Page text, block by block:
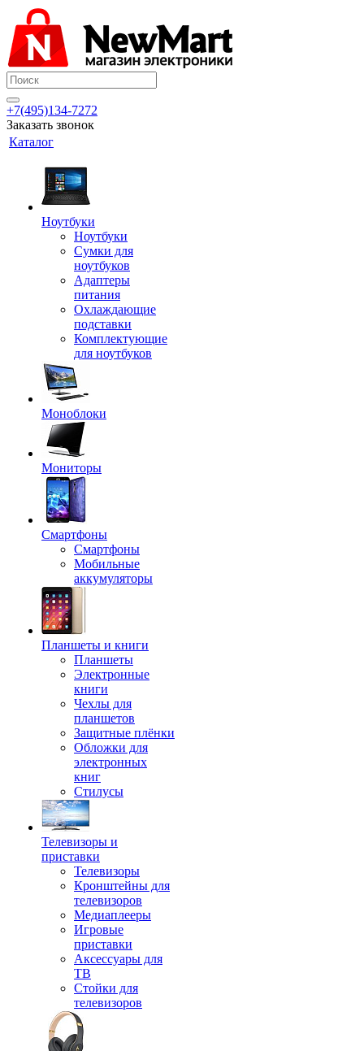
+7(495)134-7272
Заказать звонок
Каталог
Ноутбуки
Ноутбуки
Сумки для
ноутбуков
Адаптеры
питания
Охлаждающие
подставки
Комплектующие
для ноутбуков
Моноблоки
Мониторы
Смартфоны
Смартфоны
Мобильные
аккумуляторы
Планшеты и книги
Планшеты
Электронные
книги
Чехлы для
планшетов
Защитные плёнки
Обложки для
электронных
книг
Стилусы
Телевизоры и
приставки
Телевизоры
Кронштейны для
телевизоров
Медиаплееры
Игровые
приставки
Аксессуары для
ТВ
Стойки для
телевизоров